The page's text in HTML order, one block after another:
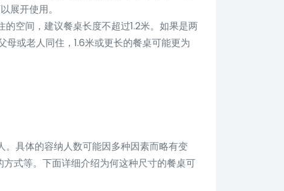
展开使用。
空间，建议餐桌长度不超过1.2米。如果是两
母或老人同住，1.6米或更长的餐桌可能更为
具体的容纳人数可能因多种因素而略有变
式等。下面详细介绍为何这种尺寸的餐桌可